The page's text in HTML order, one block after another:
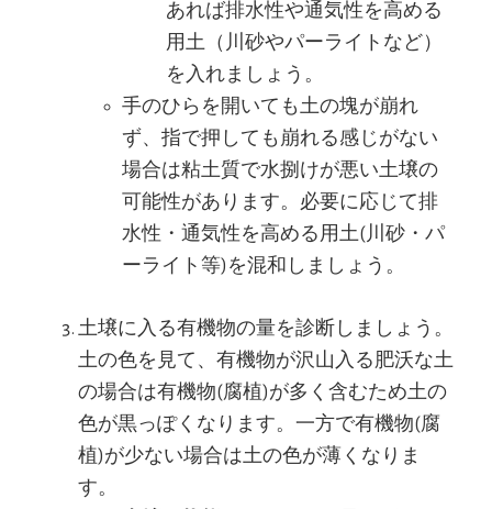
あれば排水性や通気性を高める
用土（川砂やパーライトなど）
を入れましょう。
手のひらを開いても土の塊が崩れ
ず、指で押しても崩れる感じがない
場合は粘土質で水捌けが悪い土壌の
可能性があります。必要に応じて排
水性・通気性を高める用土(川砂・パ
ーライト等)を混和しましょう。
土壌に入る有機物の量を診断しましょう。
土の色を見て、有機物が沢山入る肥沃な土
の場合は有機物(腐植)が多く含むため土の
色が黒っぽくなります。一方で有機物(腐
植)が少ない場合は土の色が薄くなりま
す。